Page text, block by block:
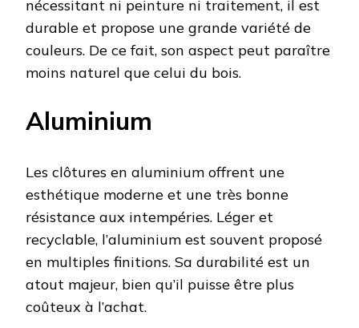
nécessitant ni peinture ni traitement, il est
durable et propose une grande variété de
couleurs. De ce fait, son aspect peut paraître
moins naturel que celui du bois.
Aluminium
Les clôtures en aluminium offrent une
esthétique moderne et une très bonne
résistance aux intempéries. Léger et
recyclable, l’aluminium est souvent proposé
en multiples finitions. Sa durabilité est un
atout majeur, bien qu’il puisse être plus
coûteux à l’achat.